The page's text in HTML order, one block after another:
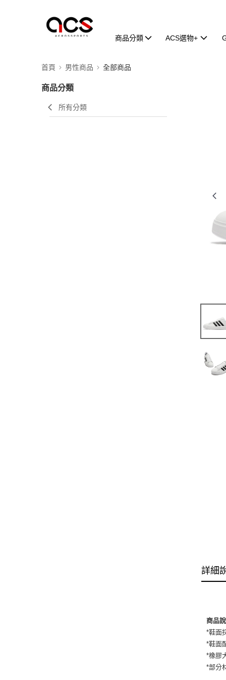
商品分類 ACS選物+
首頁 男性商品 全部商品
商品分類
所有分類
詳細
商品
*鞋面
*鞋面
*橡膠
*部分